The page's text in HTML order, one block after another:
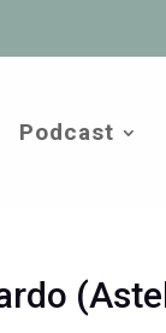
Podcast